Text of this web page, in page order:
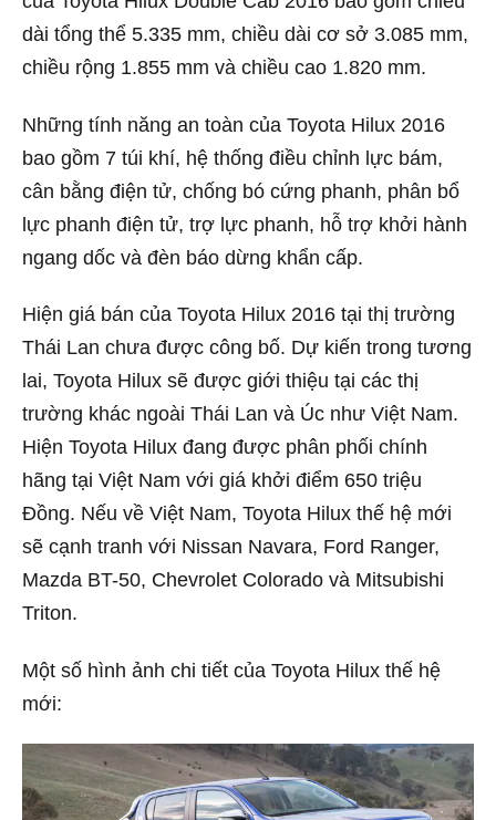
dài tổng thể 5.335 mm, chiều dài cơ sở 3.085 mm,
chiều rộng 1.855 mm và chiều cao 1.820 mm.
Những tính năng an toàn của Toyota Hilux 2016
bao gồm 7 túi khí, hệ thống điều chỉnh lực bám,
cân bằng điện tử, chống bó cứng phanh, phân bổ
lực phanh điện tử, trợ lực phanh, hỗ trợ khởi hành
ngang dốc và đèn báo dừng khẩn cấp.
Hiện giá bán của Toyota Hilux 2016 tại thị trường
Thái Lan chưa được công bố. Dự kiến trong tương
lai, Toyota Hilux sẽ được giới thiệu tại các thị
trường khác ngoài Thái Lan và Úc như Việt Nam.
Hiện Toyota Hilux đang được phân phối chính
hãng tại Việt Nam với giá khởi điểm 650 triệu
Đồng. Nếu về Việt Nam, Toyota Hilux thế hệ mới
sẽ cạnh tranh với Nissan Navara, Ford Ranger,
Mazda BT-50, Chevrolet Colorado và Mitsubishi
Triton.
Một số hình ảnh chi tiết của Toyota Hilux thế hệ
mới: